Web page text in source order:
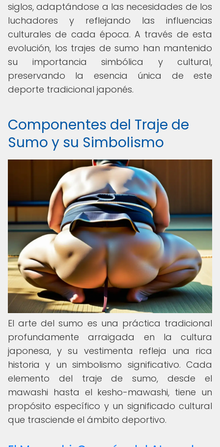
siglos, adaptándose a las necesidades de los
luchadores y reflejando las influencias
culturales de cada época. A través de esta
evolución, los trajes de sumo han mantenido
su importancia simbólica y cultural,
preservando la esencia única de este
deporte tradicional japonés.
Componentes del Traje de
Sumo y su Simbolismo
El arte del sumo es una práctica tradicional
profundamente arraigada en la cultura
japonesa, y su vestimenta refleja una rica
historia y un simbolismo significativo. Cada
elemento del traje de sumo, desde el
mawashi hasta el kesho-mawashi, tiene un
propósito específico y un significado cultural
que trasciende el ámbito deportivo.